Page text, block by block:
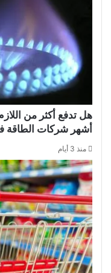
هل تدفع أكثر من
أشهر شركات الطاقة
منذ 3 أيام